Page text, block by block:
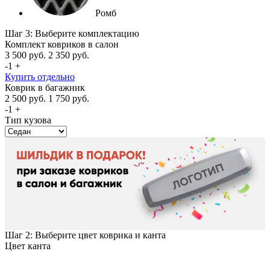
Ромб
Шаг 3: Выберите комплектацию
Комплект ковриков в салон
3 500 руб. 2 350 руб.
-1 +
Купить отдельно
Коврик в багажник
2 500 руб. 1 750 руб.
-1 +
Тип кузова
Шаг 2: Выберите цвет коврика и канта
Цвет канта